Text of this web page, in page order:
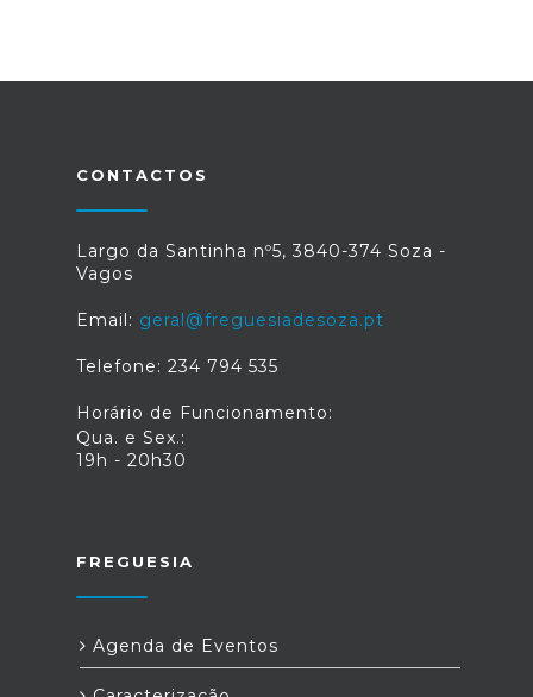
CONTACTOS
Largo da Santinha nº5, 3840-374 Soza -
Vagos
Email: geral@freguesiadesoza.pt
Telefone: 234 794 535
Horário de Funcionamento:
Qua. e Sex.:
19h - 20h30
FREGUESIA
Agenda de Eventos